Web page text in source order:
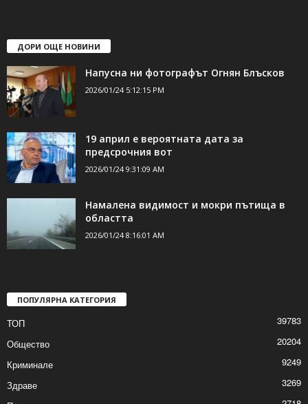
ДОРИ ОЩЕ НОВИНИ
Напусна ни фотографът Огнян Блъсков
2026/01/24 5:12:15 PM
19 април е вероятната дата за
предсрочния вот
2026/01/24 9:31:09 AM
Намалена видимост и мокри пътища в
областта
2026/01/24 8:16:01 AM
ПОПУЛЯРНА КАТЕГОРИЯ
ТОП
39783
Общество
20204
Криминале
9249
Здраве
3269